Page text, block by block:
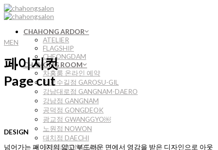
Skip
to
CHAHONG ARDOR
ATELIER
FLAGSHIP
CHEONGDAM
CHAHONG ROOM
차홍룸 온라인 예약
가로수길점 GAROSU-GIL
강남대로점 GANGNAM-DAERO
강남점 GANGNAM
공덕점 GONGDEOK
광교점 GWANGGYO￼
노원점 NOWON
대치점 DAECHI
동탄점 DONGTAN
MEN
페이지컷
Page cut
DESIGN
넘어가는 페이지의 얇고 부드러운 면에서 영감을 받은 디자인으로 아웃